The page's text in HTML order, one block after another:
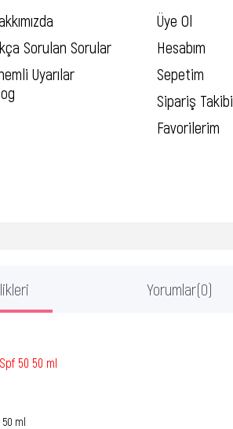
Sorulan Sorular
Uyarılar
Üye Ol
Hesabım
Sepetim
Sipariş Takibi
Favorilerim
Yorumlar(0)
50 50 ml
50 ml